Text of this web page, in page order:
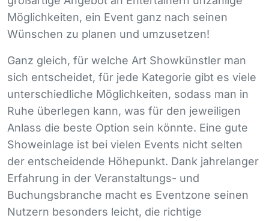
Möglichkeiten, ein Event ganz nach seinen
Wünschen zu planen und umzusetzen!
Ganz gleich, für welche Art Showkünstler man
sich entscheidet, für jede Kategorie gibt es viele
unterschiedliche Möglichkeiten, sodass man in
Ruhe überlegen kann, was für den jeweiligen
Anlass die beste Option sein könnte. Eine gute
Showeinlage ist bei vielen Events nicht selten
der entscheidende Höhepunkt. Dank jahrelanger
Erfahrung in der Veranstaltungs- und
Buchungsbranche macht es Eventzone seinen
Nutzern besonders leicht, die richtige